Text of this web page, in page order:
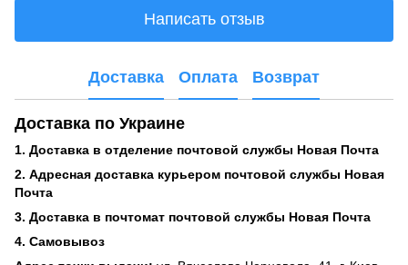
Написать отзыв
Доставка Оплата Возврат
Доставка по Украине
1. Доставка в отделение почтовой службы Новая Почта
2. Адресная доставка курьером почтовой службы Новая
Почта
3. Доставка в почтомат почтовой службы Новая Почта
4. Самовывоз